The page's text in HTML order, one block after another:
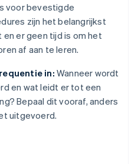
voor bevestigde
zijn het belangrijkst
en er geen tijd is om het
af aan te leren.
in:Wanneer wordt
en wat leidt er tot een
Bepaal dit vooraf, anders
uitgevoerd.